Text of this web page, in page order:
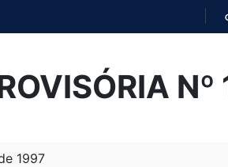
1997